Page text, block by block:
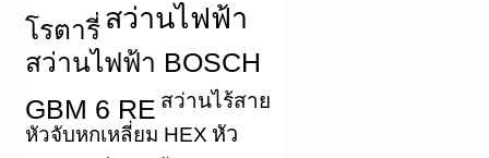
โรตารี่ สว่านไฟฟ้า
สว่านไฟฟ้า BOSCH
GBM 6 RE สว่านไร้สาย
หัวจับหกเหลี่ยม HEX หัว